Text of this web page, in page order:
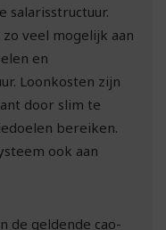
salarisstructuur.
veel mogelijk aan
en
Loonkosten zijn
door slim te
bereiken.
ook aan
de geldende cao-